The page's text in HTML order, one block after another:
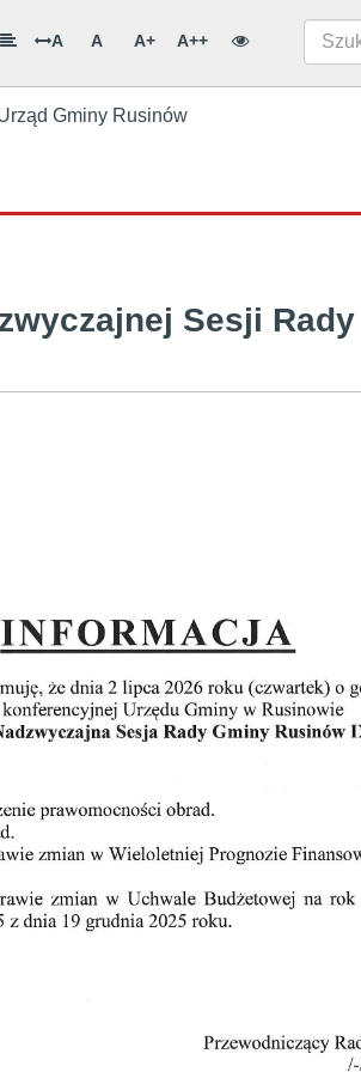
A A A+ A++
Gminy Rusinów
Sesji